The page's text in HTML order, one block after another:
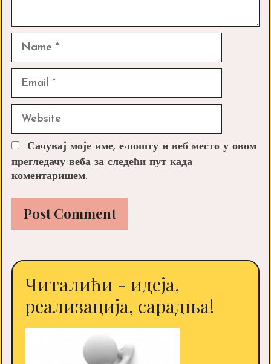
Website
Сачувај моје име, е-пошту и веб место у овом
прегледачу веба за следећи пут када
коментаришем.
Читалићи - идеја,
реализација, сарадња!